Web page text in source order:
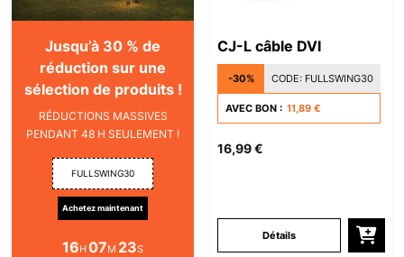
Jusqu’à 30 % de
réduction sur une
sélection de produits !
RÉDUCTIONS MASSIVES
PENDANT 48 H SEULEMENT !
FULLSWING30
Achetez maintenant
16H07M 23S
CJ-L câble DVI
-30% CODE: FULLSWING30
AVEC BON : 11,89 €
16,99 €
Détails